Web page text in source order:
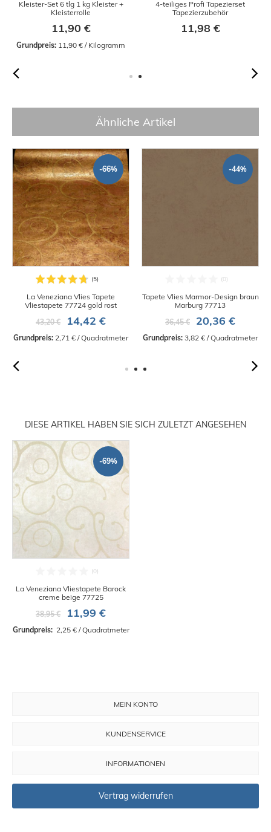
Kleister-Set 6 tlg 1 kg Kleister +
Kleisterrolle
11,90 €
Grundpreis: 11,90 € / Kilogramm
4-teiliges Profi Tapezierset
Tapezierzubehör
11,98 €
Ähnliche Artikel
-66%
La Veneziana Vlies Tapete
Vliestapete 77724 gold rost
43,20 €
14,42 €
Grundpreis: 2,71 € / Quadratmeter
-44%
Tapete Vlies Marmor-Design braun
Marburg 77713
36,45 €
20,36 €
Grundpreis: 3,82 € / Quadratmeter
DIESE ARTIKEL HABEN SIE SICH ZULETZT ANGESEHEN
-69%
La Veneziana Vliestapete Barock
creme beige 77725
38,95 €
11,99 €
Grundpreis: 2,25 € / Quadratmeter
MEIN KONTO
KUNDENSERVICE
INFORMATIONEN
Vertrag widerrufen